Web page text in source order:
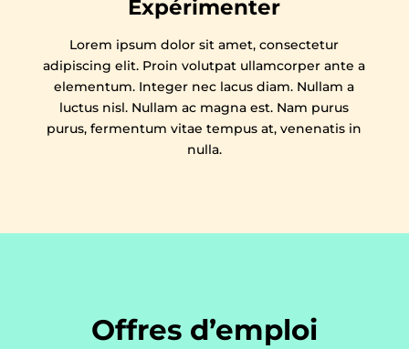
Expérimenter
Lorem ipsum dolor sit amet, consectetur
adipiscing elit. Proin volutpat ullamcorper ante a
elementum. Integer nec lacus diam. Nullam a
luctus nisl. Nullam ac magna est. Nam purus
purus, fermentum vitae tempus at, venenatis in
nulla.
Offres d’emploi